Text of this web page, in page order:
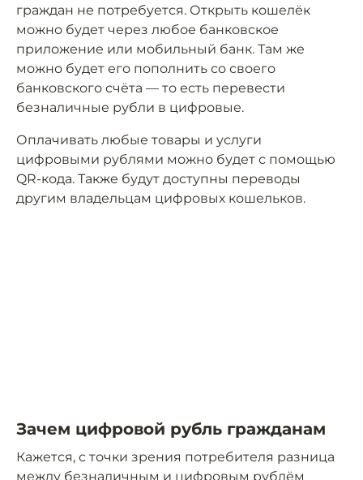
граждан не потребуется. Открыть кошелёк
можно будет через любое банковское
приложение или мобильный банк. Там же
можно будет его пополнить со своего
банковского счёта — то есть перевести
безналичные рубли в цифровые.
Оплачивать любые товары и услуги
цифровыми рублями можно будет с помощью
QR-кода. Также будут доступны переводы
другим владельцам цифровых кошельков.
Зачем цифровой рубль гражданам
Кажется, с точки зрения потребителя разница
между безналичным и цифровым рублём